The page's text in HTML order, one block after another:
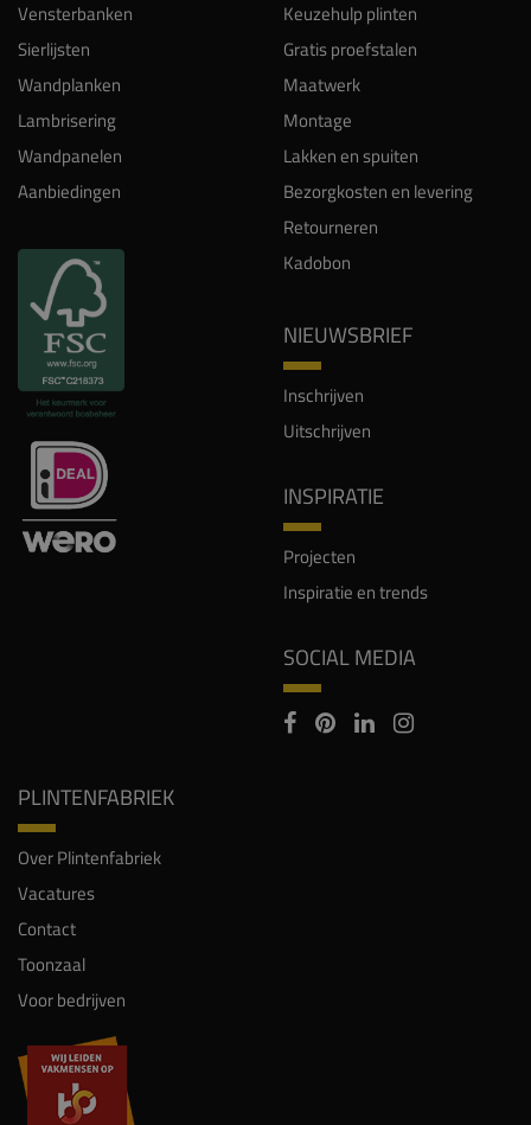
Vensterbanken
Sierlijsten
Wandplanken
Lambrisering
Wandpanelen
Aanbiedingen
Keuzehulp plinten
Gratis proefstalen
Maatwerk
Montage
Lakken en spuiten
Bezorgkosten en levering
Retourneren
Kadobon
NIEUWSBRIEF
Inschrijven
Uitschrijven
INSPIRATIE
Projecten
Inspiratie en trends
SOCIAL MEDIA
PLINTENFABRIEK
Over Plintenfabriek
Vacatures
Contact
Toonzaal
Voor bedrijven